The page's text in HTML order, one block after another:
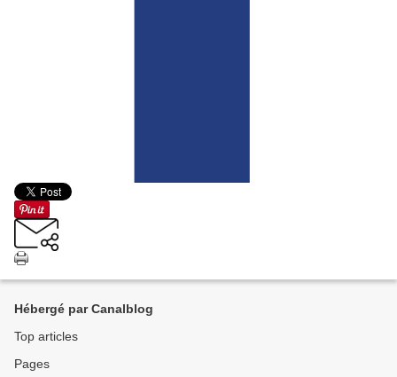
Hébergé par Canalblog
Top articles
Pages